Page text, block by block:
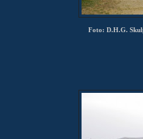
Foto: D.H.G.